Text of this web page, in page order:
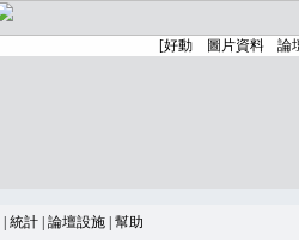
統計 論壇設施 幫助